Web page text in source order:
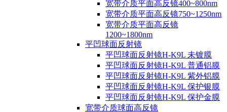
宽带介质平面高反镜400~800nm
宽带介质平面高反镜750~1250nm
宽带介质平面高反镜
1200~1800nm
平凹球面反射镜
平凹球面反射镜H-K9L 未镀膜
平凹球面反射镜H-K9L 普通铝膜
平凹球面反射镜H-K9L 紫外铝膜
平凹球面反射镜H-K9L 保护银膜
平凹球面反射镜H-K9L 保护金膜
宽带介质球面高反镜